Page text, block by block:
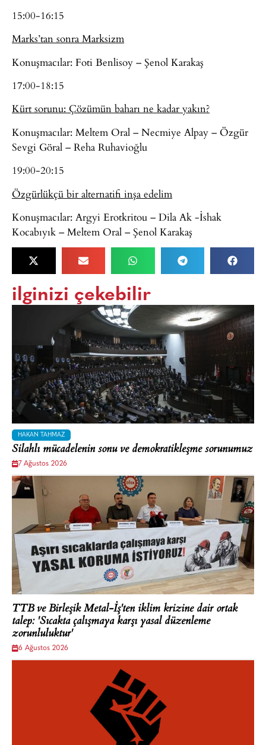
15:00-16:15
Marks’tan sonra Marksizm
Konuşmacılar: Foti Benlisoy – Şenol Karakaş
17:00-18:15
Kürt sorunu: Çözümün baharı ne kadar yakın?
Konuşmacılar: Meltem Oral – Necmiye Alpay – Özgür
Sevgi Göral – Reha Ruhavioğlu
19:00-20:15
Özgürlükçü bir alternatifi inşa edelim
Konuşmacılar: Argyi Erotkritou – Dila Ak -İshak
Kocabıyık – Meltem Oral – Şenol Karakaş
ilginizi çekebilir
HAKAN TAHMAZ
Silahlı mücadelenin sonu ve demokratikleşme sorunumuz
7 Ağustos 2026
TTB ve Birleşik Metal-İş'ten iklim krizine dair ortak
talep: 'Sıcakta çalışmaya karşı yasal düzenleme
zorunluluktur'
6 Ağustos 2026